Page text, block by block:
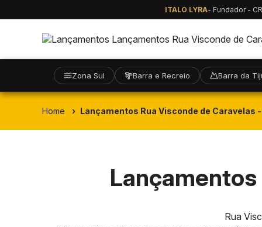
ITALO LYRA- Fundador -
Zona Sul Barra e Recreio Barra da
Home Lançamentos Rua Visconde de Caravelas
Rua